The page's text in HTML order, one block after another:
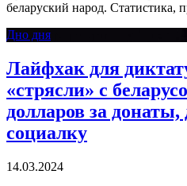
беларуский народ. Статистика,
Дно дня
Лайфхак для
«стрясли» с
долларов за
социалку
14.03.2024